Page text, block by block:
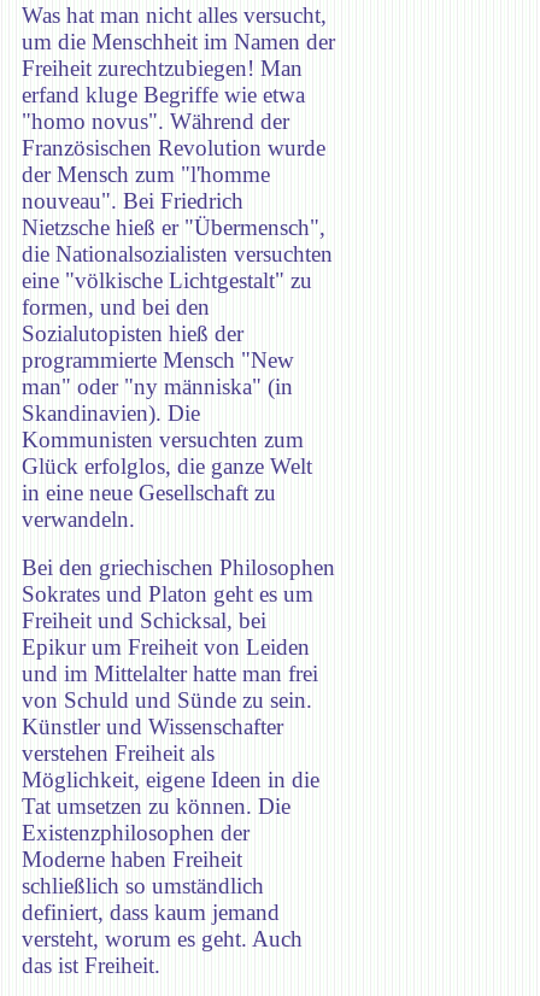
Was hat man nicht alles versucht,
um die Menschheit im Namen der
Freiheit zurechtzubiegen! Man
erfand kluge Begriffe wie etwa
"homo novus". Während der
Französischen Revolution wurde
der Mensch zum "l'homme
nouveau". Bei Friedrich
Nietzsche hieß er "Übermensch",
die Nationalsozialisten versuchten
eine "völkische Lichtgestalt" zu
formen, und bei den
Sozialutopisten hieß der
programmierte Mensch "New
man" oder "ny människa" (in
Skandinavien). Die
Kommunisten versuchten zum
Glück erfolglos, die ganze Welt
in eine neue Gesellschaft zu
verwandeln.
Bei den griechischen Philosophen
Sokrates und Platon geht es um
Freiheit und Schicksal, bei
Epikur um Freiheit von Leiden
und im Mittelalter hatte man frei
von Schuld und Sünde zu sein.
Künstler und Wissenschafter
verstehen Freiheit als
Möglichkeit, eigene Ideen in die
Tat umsetzen zu können. Die
Existenzphilosophen der
Moderne haben Freiheit
schließlich so umständlich
definiert, dass kaum jemand
versteht, worum es geht. Auch
das ist Freiheit.